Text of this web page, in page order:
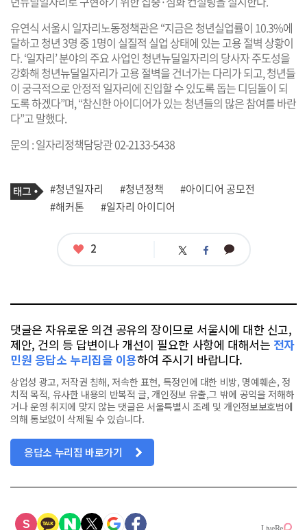
유연식 서울시 일자리노동정책관은 “지금은 청년실업률이 10.3%에
달하고 청년 3명 중 1명이 실질적 실업 상태에 있는 고용 절벽 상황이
다. ‘일자리’ 분야의 주요 사업인 청년뉴딜일자리의 당사자 주도성을
강화해 청년뉴딜일자리가 고용 절벽을 건너가는 다리가 되고, 청년들
이 궁극적으로 안정적 일자리에 진입할 수 있도록 돕는 디딤돌이 되
도록 하겠다”며, “참신한 아이디어가 있는 청년들의 많은 참여를 바란
다”고 말했다.
문의 : 일자리정책담당관 02-2133-5438
기
사
관
련
태
그
#청년일자리 #청년정책
#아이디어 공모전
#해커톤
#일자리 아이디어
좋
2 트 페 카
댓글은 자유로운 의견 공유의 장이므로 서울시에 대한 신고,
제안, 건의 등 답변이나 개선이 필요한 사항에 대해서는 전자
민원 응답소 누리집을 이용하여 주시기 바랍니다.
상업성 광고, 저작권 침해, 저속한 표현, 특정인에 대한 비방, 명예훼손, 정
치적 목적, 유사한 내용의 반복적 글, 개인정보 유출,그 밖에 공익을 저해하
거나 운영 취지에 맞지 않는 댓글은 서울특별시 조례 및 개인정보보호법에
의해 통보없이 삭제될 수 있습니다.
응답소 누리집 바로가기